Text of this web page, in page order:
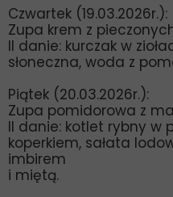
Czwartek (19.03.2026r.):
Zupa krem z
II danie: kurczak w
słoneczna, woda z
Piątek (20.03.2026r.):
Zupa pomidorowa z
II danie: kotlet rybny w
koperkiem, sałata
imbirem
i miętą.